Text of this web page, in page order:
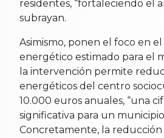
residentes, “fortaleciendo el
subrayan.
Asimismo, ponen el foco en
energético estimado para el
la intervención permite
energéticos del centro
10.000 euros anuales, “una
significativa para un
Concretamente, la reducción